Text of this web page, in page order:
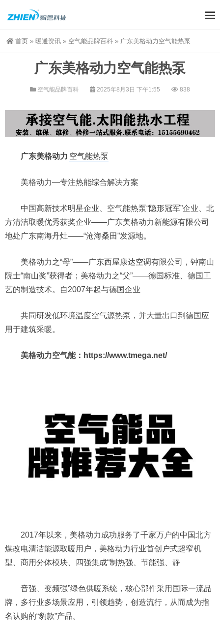
首页 » 暖通资讯 » 空气能品牌百科 » 广东美格动力空气能热泵
广东美格动力空气能热泵
空气能品牌百科 2025年8月3日 下午1:55 838
广东美格动力 空气能热泵
美格动力—专注热能综合解决方案
中国高新技术明星企业、空气能热泵“隐形冠军”企业、北
方清洁取暖优秀获奖企业——广东美格动力新能源有限公司
地处广东南海丹灶——“沧海桑田”发源地。
美格动力之“母”——广东西屋康达空调有限公司，钟南山
院士“南山奖”获得者；美格动力之“父”——德国标准、德国工
艺的制造技术。自2007年起与德国企业
共同研发低环境温度空气源热泵，并大量出口到德国应
用于建筑采暖。
美格动力空气能：https://www.tmega.net/
2017年以来，美格动力成功服务了千家万户的中国北方
煤改电清洁能源取暖用户，美格动力行业首创户式超窄机
型、商用分体模块、四强集成“制热强、节能强、静
音强、变频强”绿色供暖系统，核心部件采用国际一流品
牌，多行业多场景应用，引领趋势，创造流行，从而成为指
名认购的“豹款”产品。